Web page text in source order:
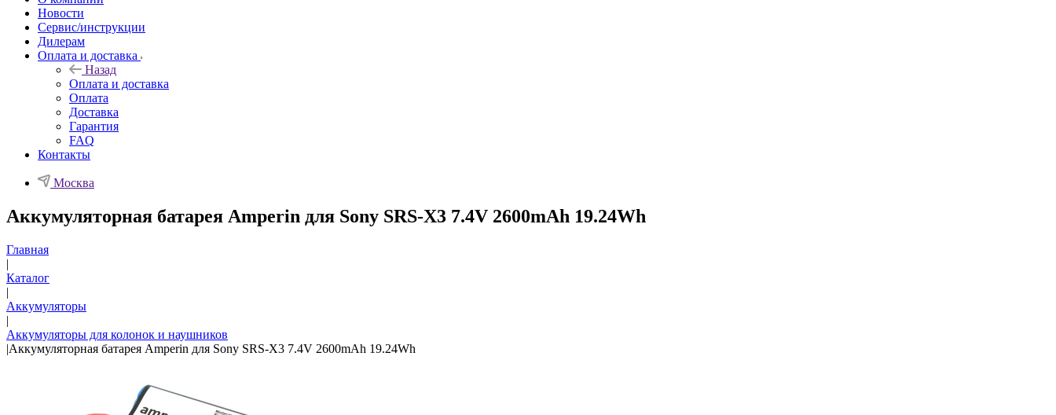
Новости
Сервис/инструкции
Дилерам
Оплата и доставка
Назад
Оплата и доставка
Оплата
Доставка
Гарантия
FAQ
Контакты
Москва
Аккумуляторная батарея Amperin для Sony SRS-X3 7.4V 2600mAh 19.24Wh
Главная
|
Каталог
|
Аккумуляторы
|
Аккумуляторы для колонок и наушников
|Аккумуляторная батарея Amperin для Sony SRS-X3 7.4V 2600mAh 19.24Wh